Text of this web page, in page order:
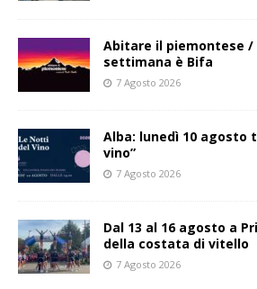
Abitare il piemontese /
settimana è Bifa
7 Agosto 2026
Alba: lunedì 10 agosto
vino”
7 Agosto 2026
Dal 13 al 16 agosto a
della costata di vitello
7 Agosto 2026